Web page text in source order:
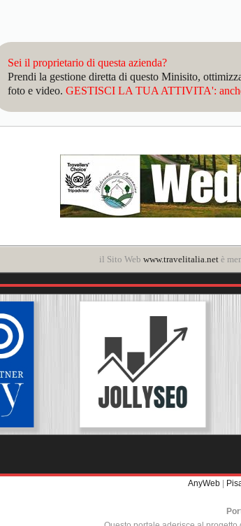
Sei il proprietario di questa azienda?
Prendi la gestione diretta di questo Minisito,
foto e video. GESTISCI LA TUA ATTIVITA':
il Sito Web www.travelitalia.netè
AnyWeb |